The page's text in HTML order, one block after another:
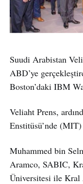
Suudi Arabistan
ABD’ye
Boston’daki IBM
Veliaht Prens,
Enstitüsü’nde
Muhammed bin
Aramco, SABIC,
Üniversitesi ile